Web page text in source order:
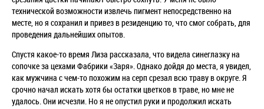
технической возможности извлечь пигмент непосредственно на
месте, но я сохранил и привез в резиденцию то, что смог собрать, для
проведения дальнейших опытов.
Спустя какое-то время Лиза рассказала, что видела синеглазку на
сопочке за цехами Фабрики «Заря». Однако дойдя до места, я увидел,
как мужчина с чем-то похожим на серп срезал всю траву в округе. Я
срочно начал искать хотя бы остатки цветков в траве, но мне не
удалось. Они исчезли. Но я не опустил руки и продолжил искать